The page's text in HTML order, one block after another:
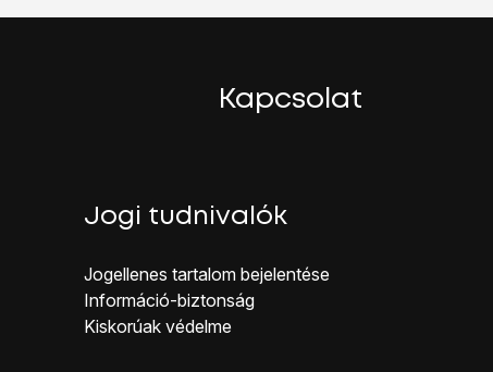
Kapcsolat
Jogi tudnivalók
Jogellenes ta rtalom bejelentése
Inf ormáció-biztonság
Kiskorúak véd elme